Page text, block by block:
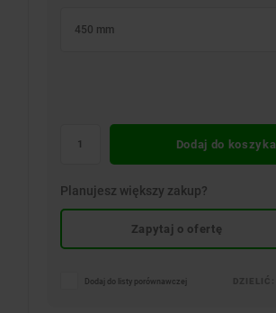
450 mm
Dodaj do koszyka
Planujesz większy zakup?
Zapytaj o ofertę
Dodaj do listy porównawczej